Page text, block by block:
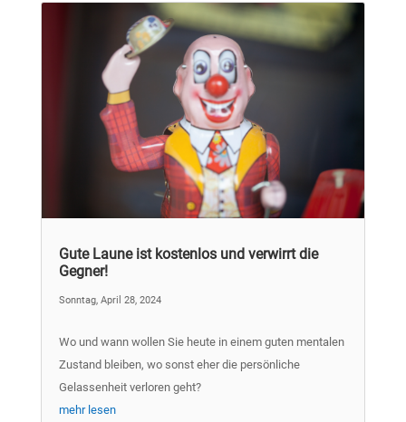
Gute Laune ist kostenlos und verwirrt die
Gegner!
Sonntag, April 28, 2024
Wo und wann wollen Sie heute in einem guten mentalen
Zustand bleiben, wo sonst eher die persönliche
Gelassenheit verloren geht?
mehr lesen